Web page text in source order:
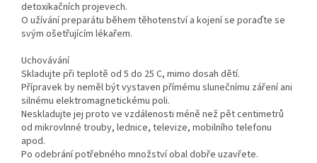
detoxikačních projevech.
O užívání preparátu během těhotenství a kojení se poraďte se
svým ošetřujícím lékařem.
Uchovávání
Skladujte při teplotě od 5 do 25 C, mimo dosah dětí.
Přípravek by neměl být vystaven přímému slunečnímu záření ani
silnému elektromagnetickému poli.
Neskladujte jej proto ve vzdálenosti méně než pět centimetrů
od mikrovlnné trouby, lednice, televize, mobilního telefonu
apod.
Po odebrání potřebného množství obal dobře uzavřete.